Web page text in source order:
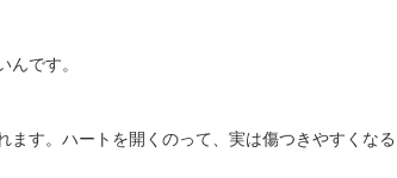
です。
す。ハートを開くのって、実は傷つきやすくなる